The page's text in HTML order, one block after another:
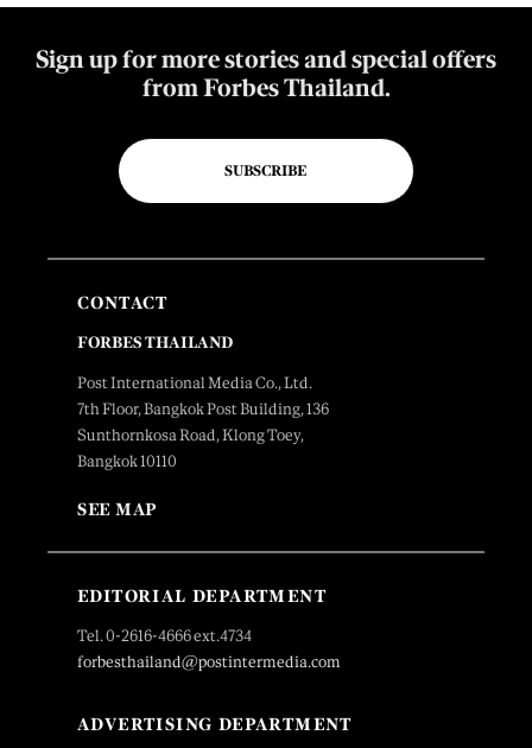
Sign up for more stories and special offers
from Forbes Thailand.
SUBSCRIBE
CONTACT
FORBES THAILAND
Post International Media Co., Ltd.
7th Floor, Bangkok Post Building, 136
Sunthornkosa Road, Klong Toey,
Bangkok 10110
SEE MAP
EDITORIAL DEPARTMENT
Tel. 0-2616-4666 ext.4734
forbesthailand@postintermedia.com
ADVERTISING DEPARTMENT